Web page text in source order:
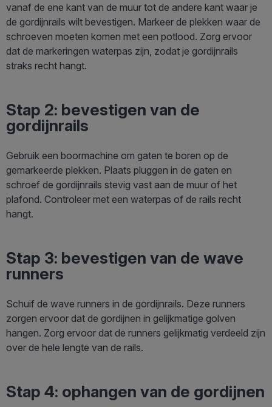
vanaf de ene kant van de muur tot de andere kant waar je
de gordijnrails wilt bevestigen. Markeer de plekken waar de
schroeven moeten komen met een potlood. Zorg ervoor
dat de markeringen waterpas zijn, zodat je gordijnrails
straks recht hangt.
Stap 2: bevestigen van de
gordijnrails
Gebruik een boormachine om gaten te boren op de
gemarkeerde plekken. Plaats pluggen in de gaten en
schroef de gordijnrails stevig vast aan de muur of het
plafond. Controleer met een waterpas of de rails recht
hangt.
Stap 3: bevestigen van de wave
runners
Schuif de wave runners in de gordijnrails. Deze runners
zorgen ervoor dat de gordijnen in gelijkmatige golven
hangen. Zorg ervoor dat de runners gelijkmatig verdeeld zijn
over de hele lengte van de rails.
Stap 4: ophangen van de gordijnen